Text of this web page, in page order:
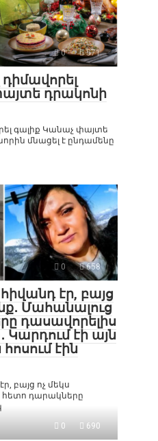
0 571
դրակոնի
գալիք Կանաչ փայտե
մնացել է ընդամենը
0 658
էր, բայց
Մահանալուց
դասավորելիս
էի այն
էին
բայց ոչ մեկս
հետո դարակները
0 690